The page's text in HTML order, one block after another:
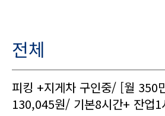
전체
피킹 +지게차 구인중/ [월 350
130,045원/ 기본8시간+ 잔업1